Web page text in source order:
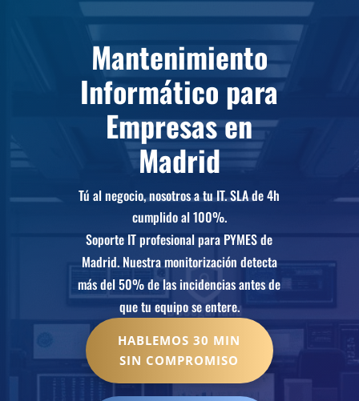
Mantenimiento
Informático para
Empresas en
Madrid
Tú al negocio, nosotros a tu IT. SLA de 4h
cumplido al 100%.
Soporte IT profesional para PYMES de
Madrid. Nuestra monitorización detecta
más del 50% de las incidencias antes de
que tu equipo se entere.
HABLEMOS 30 MIN
SIN COMPROMISO